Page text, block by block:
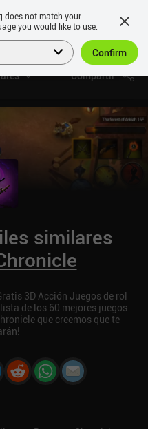
Compartir
similares
3D Acción Juegos de rol
de los 60 mejores juegos
que creemos que te
does not match your
you would like to use.
Confirm